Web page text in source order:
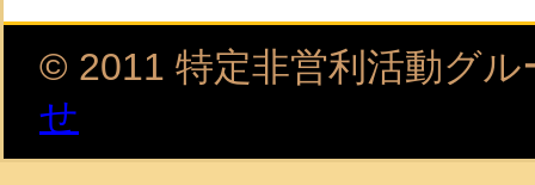
© 2011 特定非営利活動グ
せ